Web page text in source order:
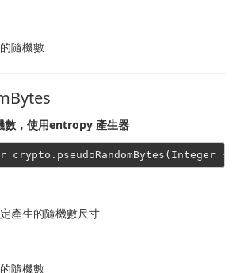
隨機數
數，使用entropy 產生器
crypto.pseudoRandomBytes(Integer
產生的隨機數尺寸
隨機數